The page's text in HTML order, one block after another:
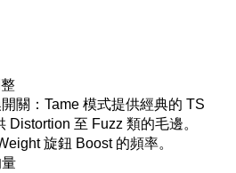
關：Tame 模式提供經典的 TS
Distortion 至 Fuzz 類的毛邊。
旋鈕 Boost 的頻率。